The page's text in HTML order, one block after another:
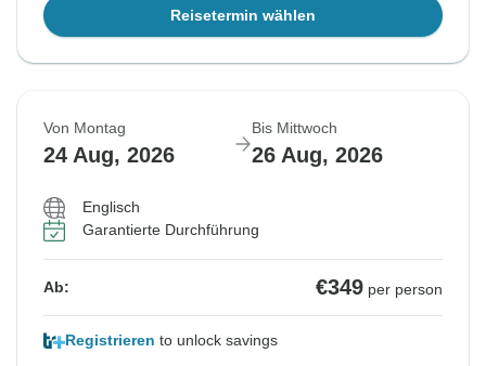
Reisetermin wählen
Von Montag
24 Aug, 2026
Bis Mittwoch
26 Aug, 2026
Englisch
Garantierte Durchführung
Ab: €349 per person
Registrieren to unlock savings